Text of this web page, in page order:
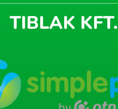
TIBLAK KFT.